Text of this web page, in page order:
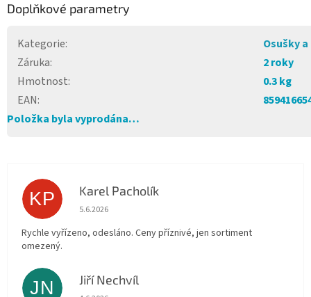
Doplňkové parametry
Kategorie:
Osušky
Záruka:
2 roky
Hmotnost:
0.3 kg
EAN:
Položka byla vyprodána…
KP Karel Pacholík
Hodnocení obchodu je 4 z 5 hvězdiček.
5.6.2026
Rychle vyřízeno, odesláno. Ceny příznivé, jen sortiment
omezený.
JN Jiří Nechvíl